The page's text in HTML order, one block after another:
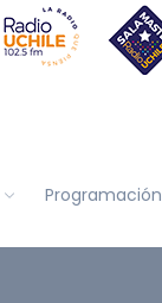
Programación